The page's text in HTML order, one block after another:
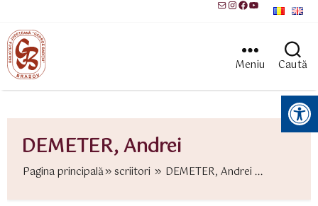
MailInstagram
Facebook
YouTube
Meniu Caută
Instrumente pentru accesibilitate
DEMETER, Andrei
Pagina principală scriitori DEMETER, Andrei ...